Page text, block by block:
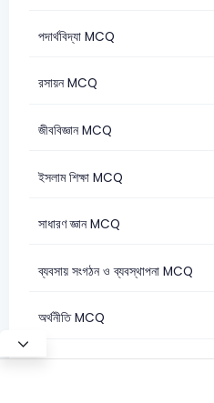
পদার্থবিদ্যা MCQ
রসায়ন MCQ
জীববিজ্ঞান MCQ
ইসলাম শিক্ষা MCQ
সাধারণ জ্ঞান MCQ
ব্যবসায় সংগঠন ও ব্যবস্থাপনা MCQ
অর্থনীতি MCQ